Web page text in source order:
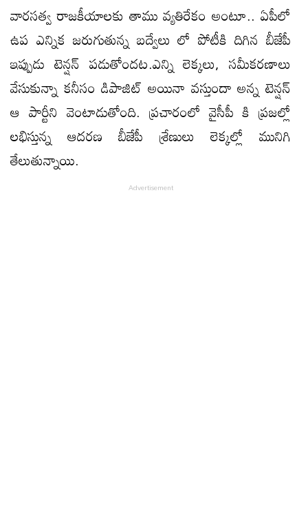
వార‌స‌త్వ రాజ‌కీయాల‌కు తాము వ్య‌తిరేకం అంటూ.. ఏపీలో
ఉప ఎన్నిక జ‌రుగుతున్న బ‌ద్వేలు లో పోటీకి దిగిన బీజేపీ
ఇప్పుడు టెన్ష‌న్ ప‌డుతోంద‌ట‌.ఎన్ని లెక్కలు, సమీకరణాలు
వేసుకున్నా కనీసం డిపాజిట్ అయినా వస్తుందా అన్న టెన్షన్
ఆ పార్టీని వెంటాడుతోంది. ప్ర‌చారంలో వైసీపీ కి ప్రజల్లో
లభిస్తున్న ఆదరణ బీజేపీ శ్రేణులు లెక్కల్లో మునిగి
తేలుతున్నాయి.